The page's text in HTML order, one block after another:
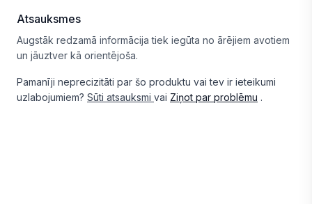
Atsauksmes
Augstāk redzamā informācija tiek iegūta no ārējiem avotiem
un jāuztver kā orientējoša.
Pamanīji neprecizitāti par šo produktu vai tev ir ieteikumi
uzlabojumiem? Sūti atsauksmi vai Ziņot par problēmu .